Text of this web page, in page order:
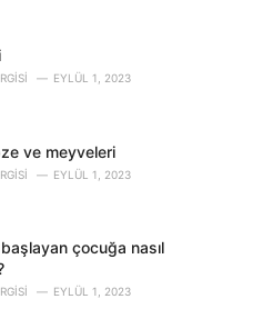
EYLÜL 1, 2023
ve meyveleri
EYLÜL 1, 2023
başlayan çocuğa nasıl
EYLÜL 1, 2023